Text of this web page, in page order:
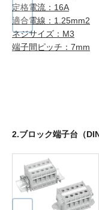
定格電流：16A
適合電線：1.25mm2
ネジサイズ：M3
端子間ピッチ：7mm
2.ブロック端子台（